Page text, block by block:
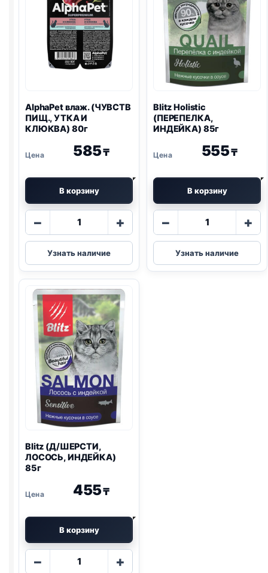
AlphaPet влаж. (ЧУВСТВ
ПИЩ., УТКА И
КЛЮКВА) 80г
585₸
В корзину
−
Количество
AlphaPet
влаж.
(ЧУВСТВ
УТКА
И
КЛЮКВА)
80г
+
Узнать наличие
BlitzHolistic
(ПЕРЕПЕЛКА,
ИНДЕЙКА) 85г
555₸
В корзину
−
Количество
Blitz
Holistic
(ПЕРЕПЕЛКА,
+
Узнать наличие
Blitz (Д/ШЕРСТИ,
ЛОСОСЬ, ИНДЕЙКА)
85г
455₸
В корзину
−
Количество
+